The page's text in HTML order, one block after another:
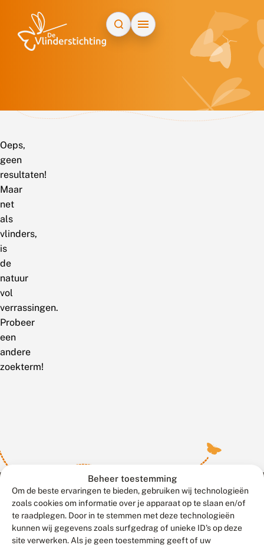
Beheer toestemming
Om de beste ervaringen te bieden, gebruiken wij technologieën
zoals cookies om informatie over je apparaat op te slaan en/of
te raadplegen. Door in te stemmen met deze technologieën
kunnen wij gegevens zoals surfgedrag of unieke ID's op deze
site verwerken. Als je geen toestemming geeft of uw
Oeps,
geen
resultaten!
Maar
net
als
vlinders,
is
de
natuur
vol
verrassingen.
Probeer
een
andere
zoekterm!
Meld waarnemingen© 2026 Vlinderstichting
Duurzaam ontwikkeld door
Go2People
, ontworpen door